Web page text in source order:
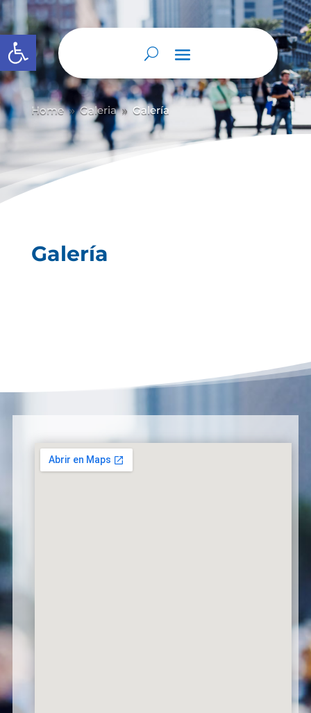
Abrir barra de herramientas
Home 9 Galeria 9 Galería
Galería